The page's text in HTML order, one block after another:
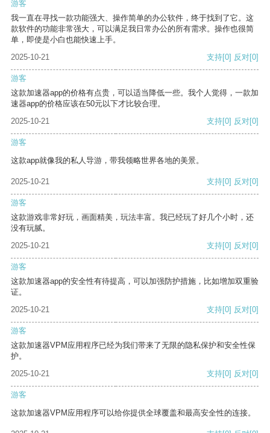
游客
我一直在寻找一款功能强大、操作简单的办公软件，终于找到了它。这
款软件的功能非常强大，可以满足我日常办公的所有需求。操作也很简
单，即使是小白也能快速上手。
2025-10-21
支持[0] 反对[0]
游客
这款加速器app的价格有点贵，可以适当降低一些。我个人觉得，一款加
速器app的价格应该在50元以下才比较合理。
2025-10-21
支持[0] 反对[0]
游客
这款app就像我的私人导游，带我领略世界各地的美景。
2025-10-21 支持[0] 反对[0]
游客
这款游戏非常好玩，画面精美，玩法丰富。我已经玩了好几个小时，还
没有玩腻。
2025-10-21
支持[0] 反对[0]
游客
这款加速器app的安全性有待提高，可以加强防护措施，比如增加双重验
证。
2025-10-21
支持[0] 反对[0]
游客
这款加速器VPM应用程序已经为我们带来了无限的隐私保护和安全性保
护。
2025-10-21
支持[0] 反对[0]
游客
这款加速器VPM应用程序可以给你提供全球覆盖和最高安全性的连接。